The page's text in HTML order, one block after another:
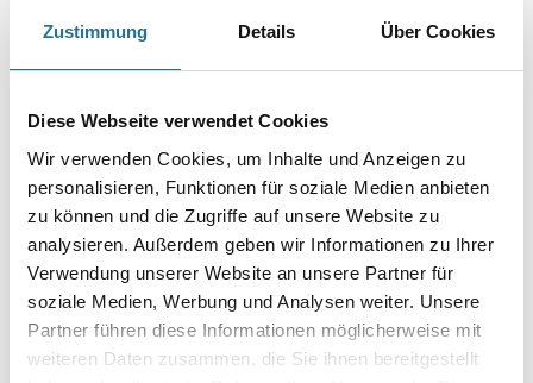
Zustimmung Details Über Cookies
Diese Webseite verwendet Cookies
Wir verwenden Cookies, um Inhalte und Anzeigen zu
personalisieren, Funktionen für soziale Medien anbieten
zu können und die Zugriffe auf unsere Website zu
analysieren. Außerdem geben wir Informationen zu Ihrer
Verwendung unserer Website an unsere Partner für
soziale Medien, Werbung und Analysen weiter. Unsere
Partner führen diese Informationen möglicherweise mit
weiteren Daten zusammen, die Sie ihnen bereitgestellt
Mineralischer Werktrockenmörtel zum Kleben und Armieren von
Dämmplatten. Optimiert für den Maschineneinsatz. Mit
Gebinde
Variante